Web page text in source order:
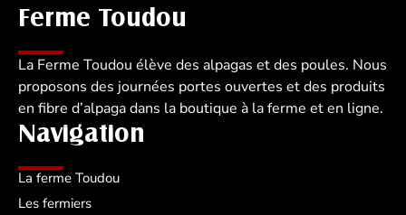
Ferme Toudou
La Ferme Toudou élève des alpagas et des poules. Nous
proposons des journées portes ouvertes et des produits
en fibre d’alpaga dans la boutique à la ferme et en ligne.
Navigation
La ferme Toudou
Les fermiers